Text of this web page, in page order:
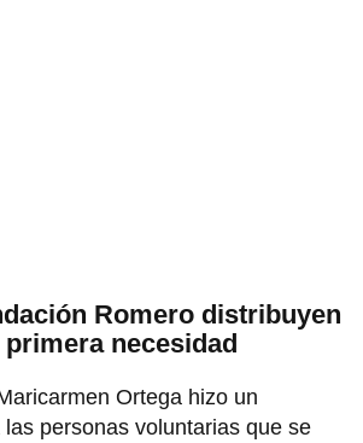
Romero distribuyen
necesidad
Ortega hizo un
personas voluntarias que se